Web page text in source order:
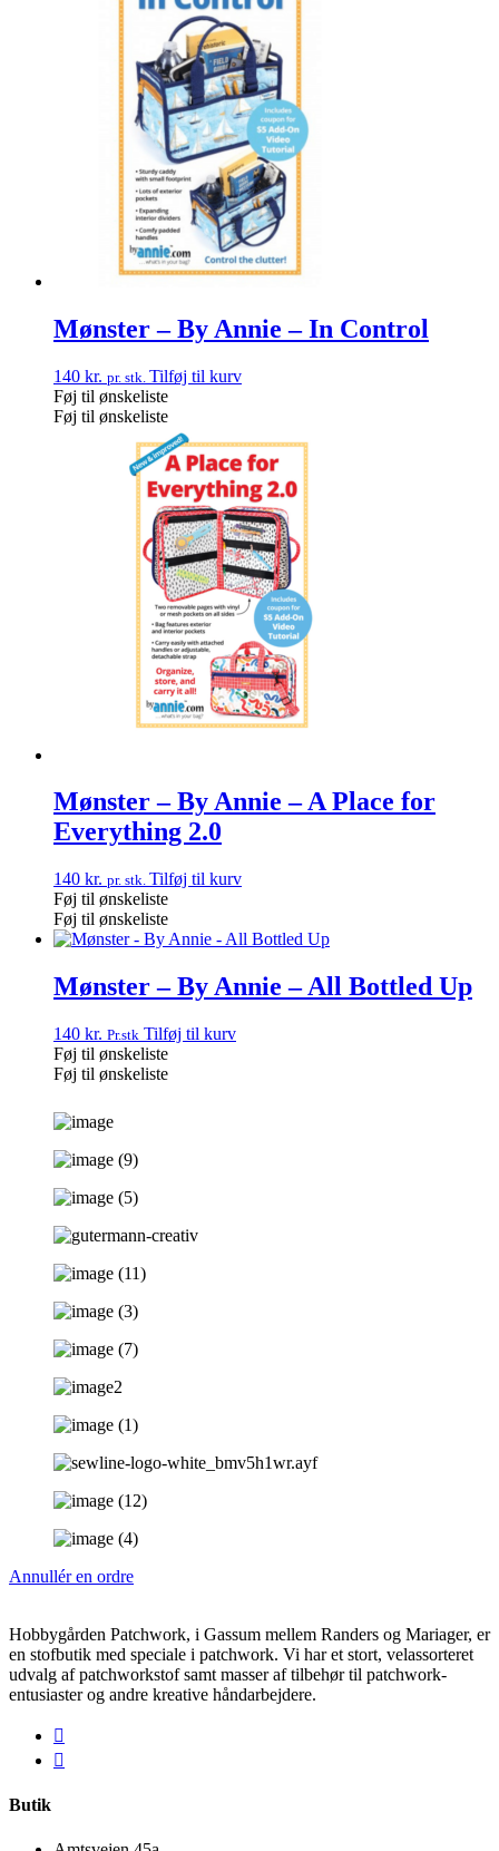
Mønster – By Annie – In Control
140 kr. pr. stk. Tilføj til kurv
Føj til ønskeliste
Føj til ønskeliste
Mønster – By Annie – A Place for
Everything 2.0
140 kr. pr. stk. Tilføj til kurv
Føj til ønskeliste
Føj til ønskeliste
Mønster – By Annie – All Bottled Up
140 kr. Pr.stk Tilføj til kurv
Føj til ønskeliste
Føj til ønskeliste
Annullér en ordre
Hobbygården Patchwork, i Gassum mellem Randers og Mariager, er
en stofbutik med speciale i patchwork. Vi har et stort, velassorteret
udvalg af patchworkstof samt masser af tilbehør til patchwork-
entusiaster og andre kreative håndarbejdere.
Butik